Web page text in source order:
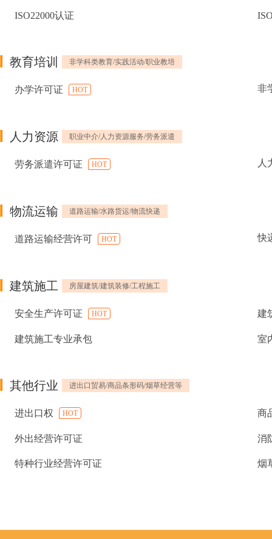
ISO22000认证
教育培训 非学科类教育/实践活动/职业教培
办学许可证 HOT 非
人力资源 职业中介/人力资源服务/劳务派遣
劳务派遣许可证 HOT 人
物流运输 道路运输/水路货运/物流快递
道路运输经营许可 HOT 快
建筑施工 房屋建筑/建筑装修/工程施工
安全生产许可证 HOT 建
建筑施工专业承包 室
其他行业 进出口贸易/商品条形码/烟草经营等
进出口权 HOT 商
外出经营许可证 消
特种行业经营许可证 烟